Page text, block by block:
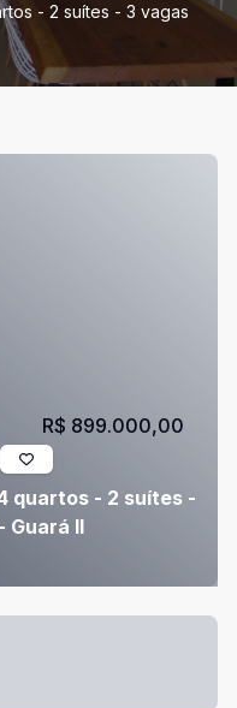
- 2 suítes - 3 vagas
quartos - 2 suítes -
Guará II
R$ 899.000,00